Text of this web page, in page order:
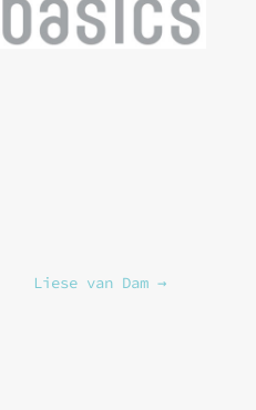
Liese van Dam →